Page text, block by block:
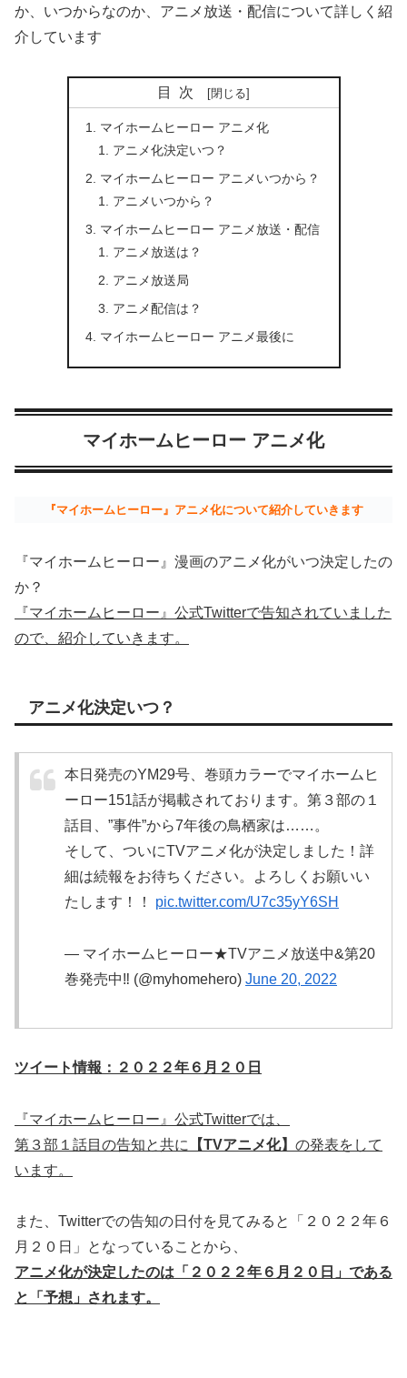
か、いつからなのか、アニメ放送・配信について詳しく紹
介しています
目次
マイホームヒーロー アニメ化
アニメ化決定いつ？
マイホームヒーロー アニメいつから？
アニメいつから？
マイホームヒーロー アニメ放送・配信
アニメ放送は？
アニメ放送局
アニメ配信は？
マイホームヒーロー アニメ最後に
マイホームヒーロー アニメ化
『マイホームヒーロー』アニメ化について紹介していきます
『マイホームヒーロー』漫画のアニメ化がいつ決定したの
か？
『マイホームヒーロー』公式Twitterで告知されていました
ので、紹介していきます。
アニメ化決定いつ？
本日発売のYM29号、巻頭カラーでマイホームヒ
ーロー151話が掲載されております。第３部の１
話目、”事件”から7年後の鳥栖家は……。
そして、ついにTVアニメ化が決定しました！詳
細は続報をお待ちください。よろしくお願いい
たします！！ pic.twitter.com/U7c35yY6SH
— マイホームヒーロー★TVアニメ放送中&第20
巻発売中‼︎ (@myhomehero) June 20, 2022
ツイート情報：２０２２年６月２０日
『マイホームヒーロー』公式Twitterでは、
第３部１話目の告知と共に
【TVアニメ化】 の発表をして
います。
また、Twitterでの告知の日付を見てみると「２０２２年６
月２０日」となっていることから、
アニメ化が決定したのは「２０２２年６月２０日」である
と「予想」されます。